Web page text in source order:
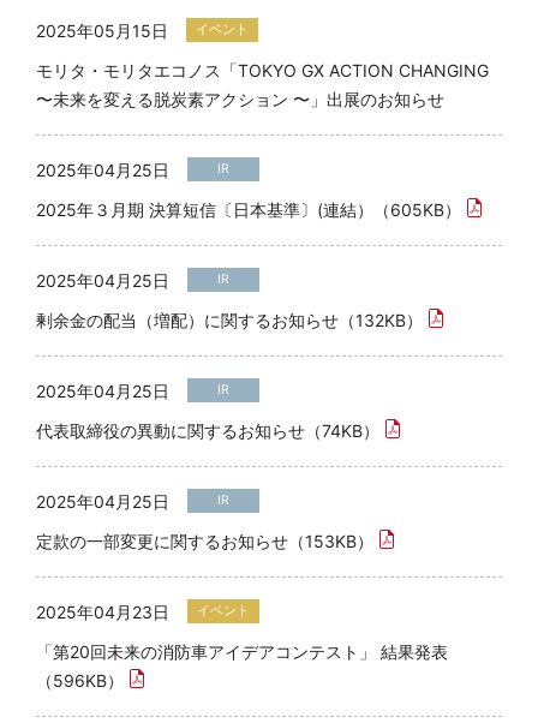
2025年05月15日 イベント
モリタ・モリタエコノス「TOKYO GX ACTION CHANGING
〜未来を変える脱炭素アクション 〜」出展のお知らせ
2025年04月25日 IR
2025年３月期 決算短信〔日本基準〕(連結）（605KB）
2025年04月25日 IR
剰余金の配当（増配）に関するお知らせ（132KB）
2025年04月25日 IR
代表取締役の異動に関するお知らせ（74KB）
2025年04月25日 IR
定款の一部変更に関するお知らせ（153KB）
2025年04月23日 イベント
「第20回未来の消防車アイデアコンテスト」 結果発表
（596KB）